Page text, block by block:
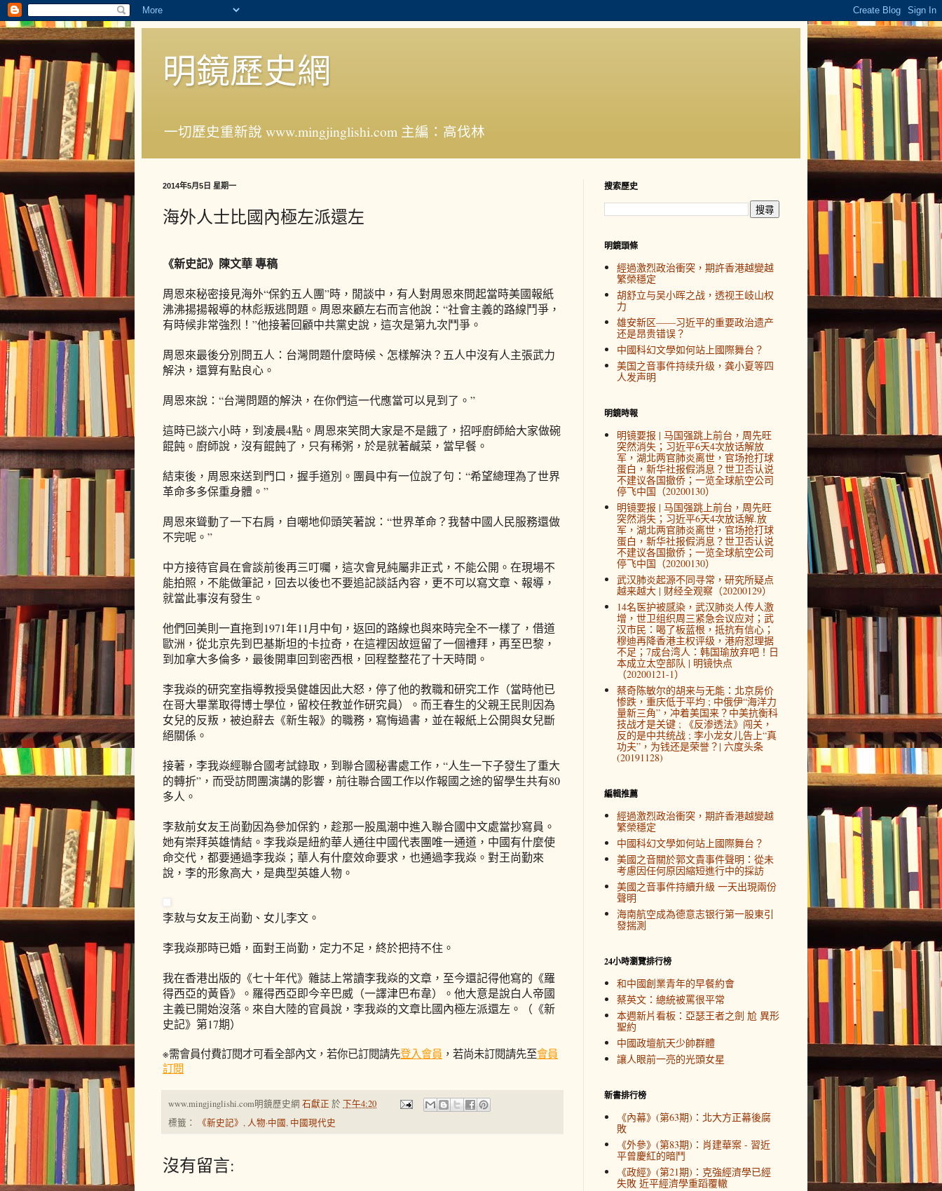
明鏡歷史網
一切歷史重新說 www.mingjinglishi.com 主編：高伐林
2014年5月5日 星期一
海外人士比國內極左派還左
《新史記》陳文華 專稿
周恩來秘密接見海外“保釣五人團”時，閒談中，有人對周恩來問起當時美國報紙
沸沸揚揚報導的林彪叛逃問題。周恩來顧左右而言他說：“社會主義的路線鬥爭，
有時候非常強烈！”他接著回顧中共黨史說，這次是第九次鬥爭。
周恩來最後分別問五人：台灣問題什麼時候、怎樣解決？五人中沒有人主張武力
解決，還算有點良心。
周恩來說：“台灣問題的解決，在你們這一代應當可以見到了。”
這時已談六小時，到凌晨4點。周恩來笑問大家是不是餓了，招呼廚師給大家做碗
餛飩。廚師說，沒有餛飩了，只有稀粥，於是就著鹹菜，當早餐。
結束後，周恩來送到門口，握手道別。團員中有一位說了句：“希望總理為了世界
革命多多保重身體。”
周恩來聳動了一下右肩，自嘲地仰頭笑著說：“世界革命？我替中國人民服務還做
不完呢。”
中方接待官員在會談前後再三叮囑，這次會見純屬非正式，不能公開。在現場不
能拍照，不能做筆記，回去以後也不要追記談話內容，更不可以寫文章、報導，
就當此事沒有發生。
他們回美則一直拖到1971年11月中旬，返回的路線也與來時完全不一樣了，借道
歐洲，從北京先到巴基斯坦的卡拉奇，在這裡因故逗留了一個禮拜，再至巴黎，
到加拿大多倫多，最後開車回到密西根，回程整整花了十天時間。
李我焱的研究室指導教授吳健雄因此大怒，停了他的教職和研究工作（當時他已
在哥大畢業取得博士學位，留校任教並作研究員）。而王春生的父親王民則因為
女兒的反叛，被迫辭去《新生報》的職務，寫悔過書，並在報紙上公開與女兒斷
絕關係。
接著，李我焱經聯合國考試錄取，到聯合國秘書處工作，“人生一下子發生了重大
的轉折”，而受訪問團演講的影響，前往聯合國工作以作報國之途的留學生共有80
多人。
李敖前女友王尚勤因為參加保釣，趁那一股風潮中進入聯合國中文處當抄寫員。
她有崇拜英雄情結。李我焱是紐約華人通往中國代表團唯一通道，中國有什麼使
命交代，都要通過李我焱；華人有什麼效命要求，也通過李我焱。對王尚勤來
說，李的形象高大，是典型英雄人物。
李敖与女友王尚勤、女儿李文。
李我焱那時已婚， 面對王尚勤，定力不足，終於把持不住。
我在香港出版的《七十年代》雜誌上常讀李我焱的文章，至今還記得他寫的《羅
得西亞的黃昏》。羅得西亞即今辛巴威（一譯津巴布韋）。他大意是說白人帝國
主義已開始沒落。來自大陸的官員說，李我焱的文章比國內極左派還左。
（《新
史記》第17期）
※需會員付費訂閱才可看全部內文，若你已訂閱請先登入會員 ，若尚未訂閱請先至會員
訂閱
www.mingjinglishi.com明鏡歷史網 石獻正 於 下午4:20
標籤：
《新史記》 , 人物·中國, 中國現代史
沒有留言:
搜索歷史
明鏡頭條
經過激烈政治衝突，期許香港越變越
繁榮穩定
胡舒立与吴小晖之战，透视王岐山权
力
雄安新区——习近平的重要政治遗产
还是昂贵错误？
中國科幻文學如何站上國際舞台？
美国之音事件持续升级，龚小夏等四
人发声明
明鏡時報
明镜要报 | 马国强跳上前台，周先旺
突然消失；习近平6天4次放话解放
军，湖北两官肺炎离世，官场抢打球
蛋白，新华社报假消息？世卫否认说
不建议各国撤侨；一览全球航空公司
停飞中国（20200130）
明镜要报 | 马国强跳上前台，周先旺
突然消失；习近平6天4次放话解.放
军，湖北两官肺炎离世，官场抢打球
蛋白，新华社报假消息？世卫否认说
不建议各国撤侨；一览全球航空公司
停飞中国（20200130）
武汉肺炎起源不同寻常，研究所疑点
越来越大 | 财经全观察（20200129）
14名医护被感染，武汉肺炎人传人激
增，世卫组织周三紧急会议应对；武
汉市民：喝了板蓝根，抵抗有信心；
穆迪再降香港主权评级，港府怼理据
不足；7成台湾人：韩国瑜放弃吧！日
本成立太空部队 | 明镜快点
（20200121-1）
蔡奇陈敏尔的胡来与无能：北京房价
惨跌，重庆低于平均 ; 中俄伊“海洋力
量新三角”，冲着美国来？中美抗衡科
技战才是关键 ; 《反渗透法》闯关，
反的是中共统战 ; 李小龙女儿告上“真
功夫”，为钱还是荣誉？| 六度头条
(20191128)
編輯推薦
經過激烈政治衝突，期許香港越變越
繁榮穩定
中國科幻文學如何站上國際舞台？
美國之音關於郭文貴事件聲明：從未
考慮因任何原因縮短進行中的採訪
美國之音事件持續升級 一天出現兩份
聲明
海南航空成為德意志银行第一股東引
發揣測
24小時瀏覽排行榜
和中國創業青年的早餐約會
蔡英文：總統被罵很平常
本週新片看板：亞瑟王者之劍 尬 異形
聖約
中國政壇航天少帥群體
讓人眼前一亮的光頭女星
新書排行榜
《內幕》(第63期)：北大方正幕後腐
敗
《外參》(第83期)：肖建華案 - 習近
平曾慶紅的暗鬥
《政經》(第21期)：克強經濟學已經
失敗 近平經濟學重蹈覆轍